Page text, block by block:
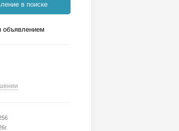
в поиске
объявлением